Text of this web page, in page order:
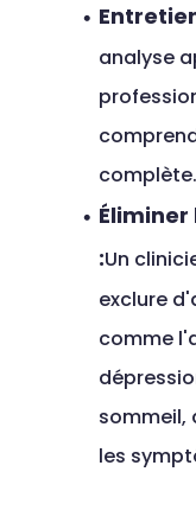
analyse
complète.
:Un
exclure
comme
sommeil,
les